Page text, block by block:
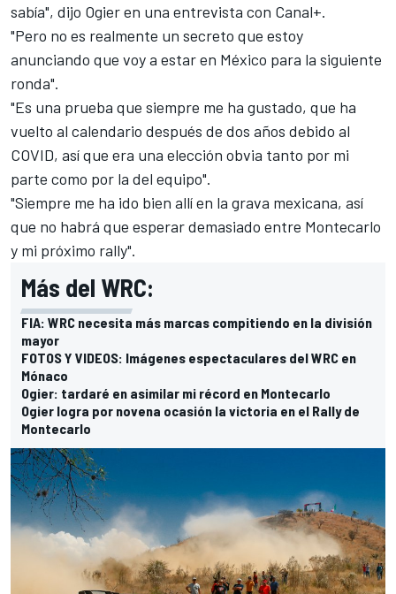
sabía", dijo Ogier en una entrevista con Canal+.
"Pero no es realmente un secreto que estoy
anunciando que voy a estar en México para la siguiente
ronda".
"Es una prueba que siempre me ha gustado, que ha
vuelto al calendario después de dos años debido al
COVID, así que era una elección obvia tanto por mi
parte como por la del equipo".
"Siempre me ha ido bien allí en la grava mexicana, así
que no habrá que esperar demasiado entre Montecarlo
y mi próximo rally".
Más del WRC:
FIA: WRC necesita más marcas compitiendo en la división
mayor
FOTOS Y VIDEOS: Imágenes espectaculares del WRC en
Mónaco
Ogier: tardaré en asimilar mi récord en Montecarlo
Ogier logra por novena ocasión la victoria en el Rally de
Montecarlo